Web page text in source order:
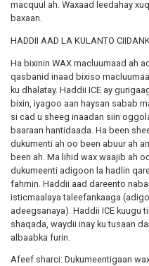
macquul ah. Waxaad leedahay
baxaan.
HADDII AAD LA KULANTO
Ha bixinin WAX macluumaad ah
qasbanid inaad bixiso
ku dhalatay. Haddii ICE ay
bixin, iyagoo aan haysan sabab
si cad u sheeg inaadan siin
baaraan hantidaada. Ha been
dukumenti ah oo been abuur ah
been ah. Ma lihid wax waajib ah
dukumeenti adigoon la hadlin
fahmin. Haddii aad dareento
isticmaalaya taleefankaaga
adeegsanaya). Haddii ICE
shaqada, waydii inay ku tusaan
albaabka furin.
Afeef sharci: Dukumeentigaan